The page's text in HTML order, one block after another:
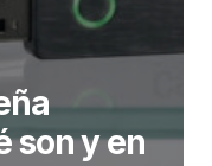
son y en